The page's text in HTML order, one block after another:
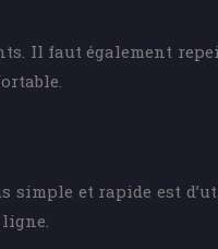
Il faut également
simple et rapide est